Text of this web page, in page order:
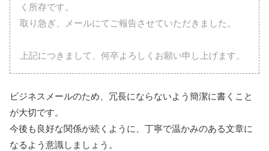
く所存です。
取り急ぎ、メールにてご報告させていただきました。
上記につきまして、何卒よろしくお願い申し上げます。
ビジネスメールのため、冗長にならないよう簡潔に書くこと
が大切です。
今後も良好な関係が続くように、丁寧で温かみのある文章に
なるよう意識しましょう。